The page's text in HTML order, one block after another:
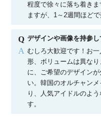
程度で徐々に落ち着き
ますが、1～2週間ほどで
Q デザインや画像を持参
A むしろ大歓迎です！お一
形、ボリュームは異な
に、ご希望のデザイン
い。韓国のオルチャン
り、人気アイドルのよ
す。